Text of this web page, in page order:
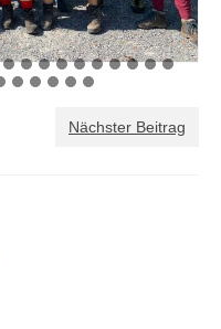
Nächster Beitrag